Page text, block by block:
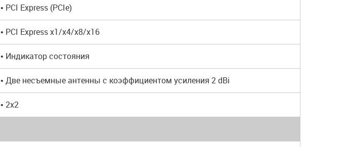
• PCI Express (PCIe)
• PCI Express x1/x4/x8/x16
• Индикатор состояния
• Две несъемные антенны с коэффициентом усиления 2 dBi
• 2x2